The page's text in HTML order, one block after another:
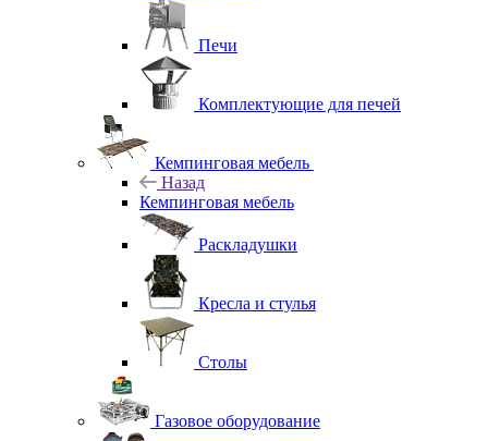
Печи
Комплектующие для печей
Кемпинговая мебель
Назад
Кемпинговая мебель
Раскладушки
Кресла и стулья
Столы
Газовое оборудование